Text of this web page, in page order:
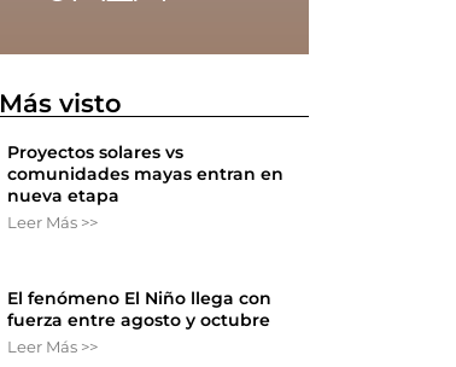
Más visto
Proyectos solares vs
comunidades mayas entran en
nueva etapa
Leer Más >>
El fenómeno El Niño llega con
fuerza entre agosto y octubre
Leer Más >>